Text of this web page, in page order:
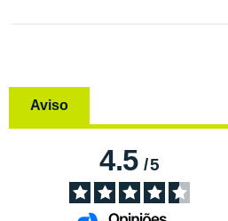
Aviso
4.5/5